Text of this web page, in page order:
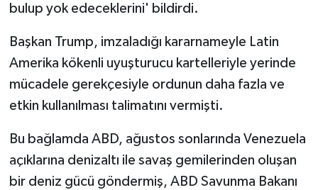
bulup yok edeceklerini' bildirdi.
Başkan Trump, imzaladığı kararnameyle Latin
Amerika kökenli uyuşturucu kartelleriyle yerinde
mücadele gerekçesiyle ordunun daha fazla ve
etkin kullanılması talimatını vermişti.
Bu bağlamda ABD, ağustos sonlarında Venezuela
açıklarına denizaltı ile savaş gemilerinden oluşan
bir deniz gücü göndermiş, ABD Savunma Bakanı